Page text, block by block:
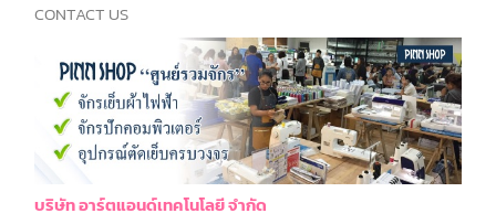
CONTACT US
บริษัท อาร์ตแอนด์เทคโนโลยี จำกัด